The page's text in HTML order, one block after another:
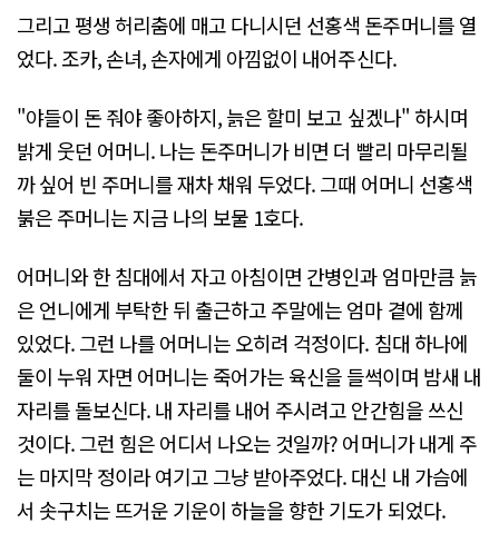
그리고 평생 허리춤에 매고 다니시던 선홍색 돈주머니를 열
었다. 조카, 손녀, 손자에게 아낌없이 내어주신다.
"야들이 돈 줘야 좋아하지, 늙은 할미 보고 싶겠나" 하시며
밝게 웃던 어머니. 나는 돈주머니가 비면 더 빨리 마무리될
까 싶어 빈 주머니를 재차 채워 두었다. 그때 어머니 선홍색
붉은 주머니는 지금 나의 보물 1호다.
어머니와 한 침대에서 자고 아침이면 간병인과 엄마만큼 늙
은 언니에게 부탁한 뒤 출근하고 주말에는 엄마 곁에 함께
있었다. 그런 나를 어머니는 오히려 걱정이다. 침대 하나에
둘이 누워 자면 어머니는 죽어가는 육신을 들썩이며 밤새 내
자리를 돌보신다. 내 자리를 내어 주시려고 안간힘을 쓰신
것이다. 그런 힘은 어디서 나오는 것일까? 어머니가 내게 주
는 마지막 정이라 여기고 그냥 받아주었다. 대신 내 가슴에
서 솟구치는 뜨거운 기운이 하늘을 향한 기도가 되었다.